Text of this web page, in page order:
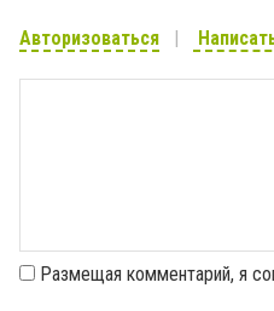
Авторизоваться
Размещая комментарий, я